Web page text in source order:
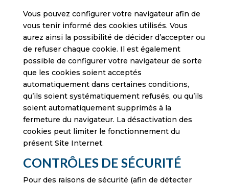
Vous pouvez configurer votre navigateur afin de
vous tenir informé des cookies utilisés. Vous
aurez ainsi la possibilité de décider d’accepter ou
de refuser chaque cookie. Il est également
possible de configurer votre navigateur de sorte
que les cookies soient acceptés
automatiquement dans certaines conditions,
qu’ils soient systématiquement refusés, ou qu’ils
soient automatiquement supprimés à la
fermeture du navigateur. La désactivation des
cookies peut limiter le fonctionnement du
présent Site Internet.
CONTRÔLES DE SÉCURITÉ
Pour des raisons de sécurité (afin de détecter